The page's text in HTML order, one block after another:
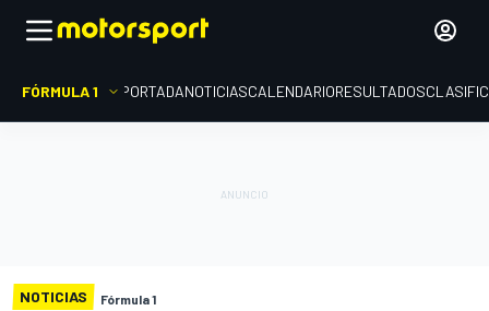
FÓRMULA 1 PORTADANOTICIASCALENDARIORESULTADOS
NOTICIAS Fórmula 1